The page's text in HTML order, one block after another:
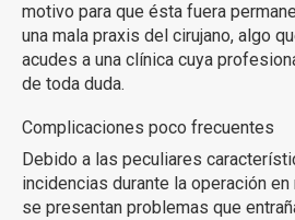
motivo para que ésta fuera
una mala praxis del cirujano, algo
acudes a una clínica cuya
de toda duda.
Complicaciones poco frecuentes
Debido a las peculiares
incidencias durante la operación
se presentan problemas que